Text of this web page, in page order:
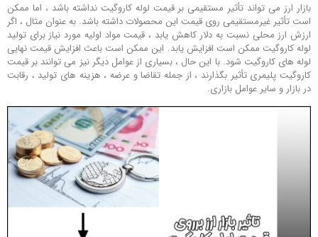
بازار ارز می‌ تواند تأثیر مستقیمی بر قیمت لوله‌ کاروگیت نداشته باشد ، اما ممکن
است تأثیر غیرمستقیمی روی قیمت این محصولات داشته باشد. به عنوان مثال ، اگر
ارزش ارز محلی نسبت به دلار کاهش یابد ، قیمت مواد اولیه مورد نیاز برای تولید
لوله‌ کاروگیت ممکن است افزایش یابد. این ممکن است باعث افزایش قیمت نهایی
لوله‌ های کاروگیت شود. با این حال ، بسیاری از عوامل دیگر نیز می ‌توانند بر قیمت
کاروگیت پلیمری تأثیر بگذارند ، از جمله تقاضا و عرضه ، هزینه‌ های تولید ، رقابت
در بازار و سایر عوامل بازاری.